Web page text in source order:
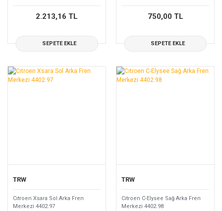
2.213,16 TL
SEPETE EKLE
750,00 TL
SEPETE EKLE
TRW
Cıtroen Xsara Sol Arka Fren
Merkezi 4402.97
TRW
Cıtroen C-Elysee Sağ Arka Fren
Merkezi 4402.98